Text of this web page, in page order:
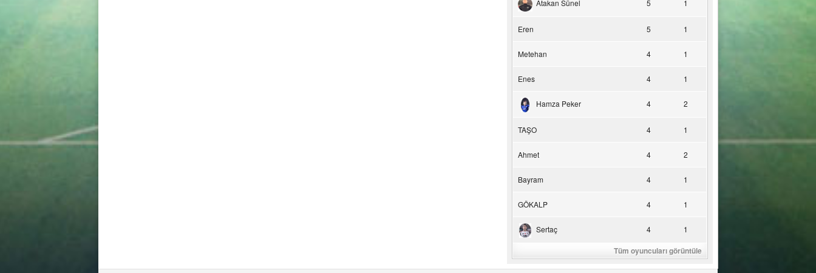
Atakan Sünel 5 1
Eren 5 1
Metehan 4 1
Enes 4 1
Hamza Peker 4 2
TAŞO 4 1
Ahmet 4 2
Bayram 4 1
GÖKALP 4 1
Sertaç 4 1
Tüm oyuncuları görüntüle